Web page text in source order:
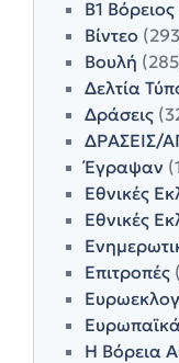
Β1
Βίντεο
Βουλή
Δελτία
Δράσεις
ΔΡΑΣΕΙΣ/
Έγραψαν
Εθνικές
Εθνικές
Επιτροπές
Ευρωπαϊκά
Η Βόρεια